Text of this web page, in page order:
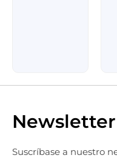
Newsletter
Suscríbase a nuestro